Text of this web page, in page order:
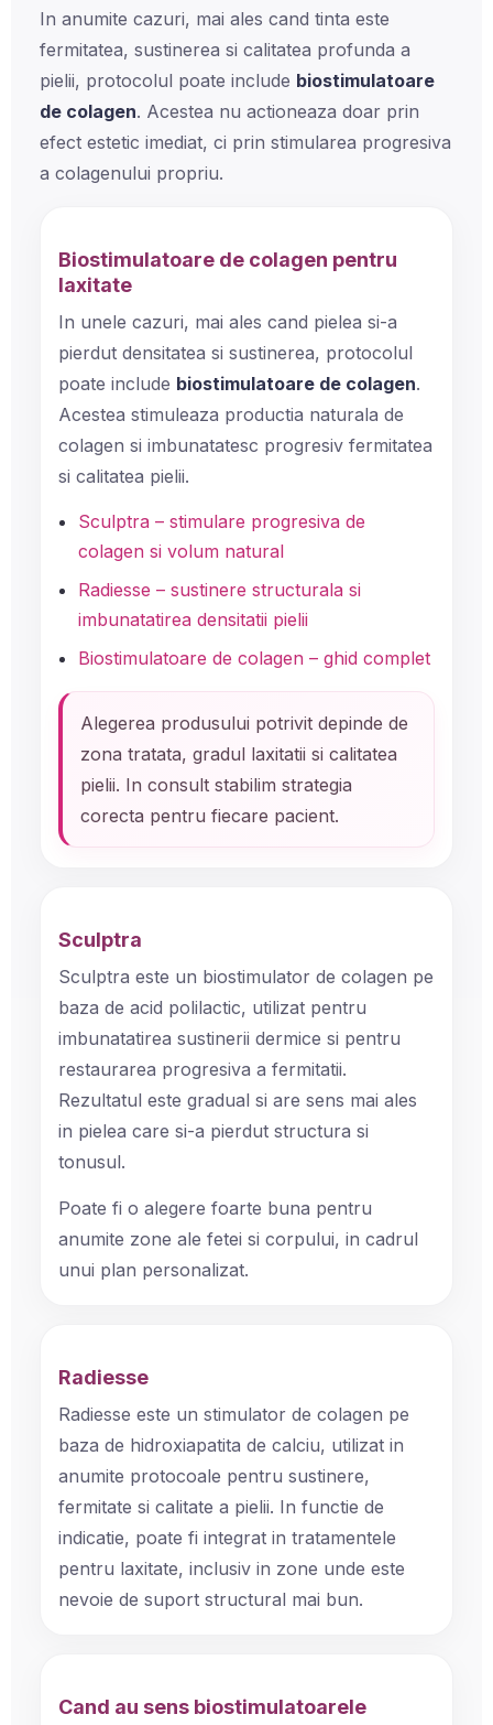
In anumite cazuri, mai ales cand tinta este
fermitatea, sustinerea si calitatea profunda a
pielii, protocolul poate include biostimulatoare
de colagen. Acestea nu actioneaza doar prin
efect estetic imediat, ci prin stimularea progresiva
a colagenului propriu.
Biostimulatoare de colagen pentru
laxitate
In unele cazuri, mai ales cand pielea si-a
pierdut densitatea si sustinerea, protocolul
poate include biostimulatoare de colagen.
Acestea stimuleaza productia naturala de
colagen si imbunatatesc progresiv fermitatea
si calitatea pielii.
Sculptra – stimulare progresiva de
colagen si volum natural
Radiesse – sustinere structurala si
imbunatatirea densitatii pielii
Biostimulatoare de colagen – ghid complet
Alegerea produsului potrivit depinde de
zona tratata, gradul laxitatii si calitatea
pielii. In consult stabilim strategia
corecta pentru fiecare pacient.
Sculptra
Sculptra este un biostimulator de colagen pe
baza de acid polilactic, utilizat pentru
imbunatatirea sustinerii dermice si pentru
restaurarea progresiva a fermitatii.
Rezultatul este gradual si are sens mai ales
in pielea care si-a pierdut structura si
tonusul.
Poate fi o alegere foarte buna pentru
anumite zone ale fetei si corpului, in cadrul
unui plan personalizat.
Radiesse
Radiesse este un stimulator de colagen pe
baza de hidroxiapatita de calciu, utilizat in
anumite protocoale pentru sustinere,
fermitate si calitate a pielii. In functie de
indicatie, poate fi integrat in tratamentele
pentru laxitate, inclusiv in zone unde este
nevoie de suport structural mai bun.
Cand au sens biostimulatoarele